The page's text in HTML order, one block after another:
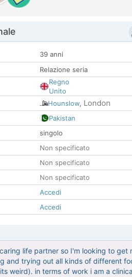
39 anni
Relazione seria
Regno
Unito
Hounslow, London
Pakistan
singolo
Non specificato
Non specificato
Non specificato
Accedi
Accedi
life partner so I'm looking to
and trying out all kinds of different
weird). in terms of work i am a